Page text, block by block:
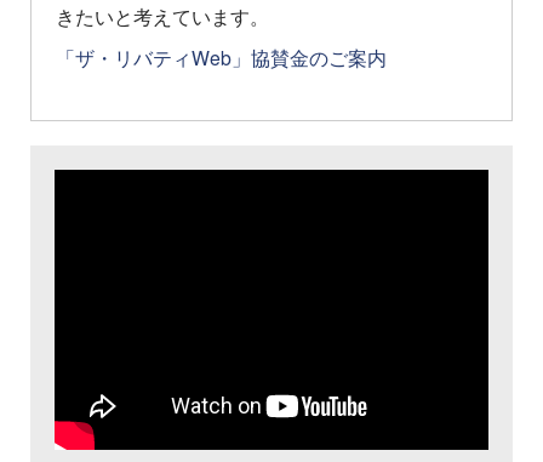
きたいと考えています。
「ザ・リバティWeb」協賛金のご案内